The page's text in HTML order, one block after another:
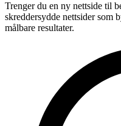
Trenger du en ny nettside til
skreddersydde nettsider
målbare resultater.